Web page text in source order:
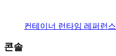
컨테이너 런타임 레퍼런스
콘솔